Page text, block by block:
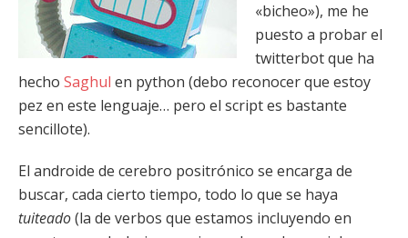
«bicheo»), me he
puesto a probar el
twitterbot que ha
hecho Saghul en python (debo reconocer que estoy
pez en este lenguaje… pero el script es bastante
sencillote).
El androide de cerebro positrónico se encarga de
buscar, cada cierto tiempo, todo lo que se haya
tuiteado(la de verbos que estamos incluyendo en